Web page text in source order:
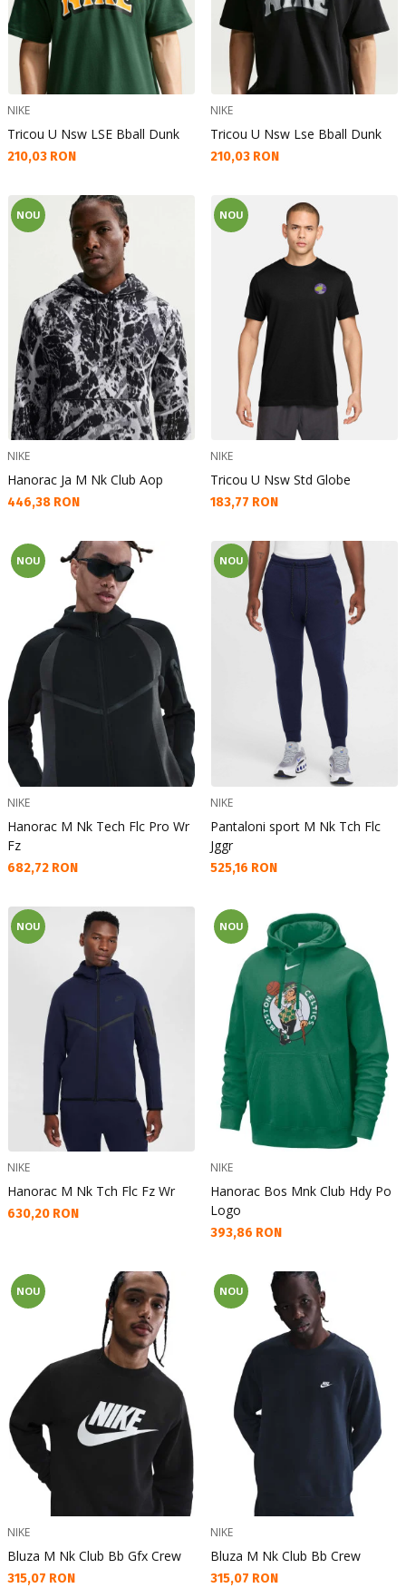
NIKE
Tricou U Nsw LSE Bball Dunk
Текуща цена:
210,03 RON
NIKE
Tricou U Nsw Lse Bball Dunk
Текуща цена:
210,03 RON
NOU
NIKE
Hanorac Ja M Nk Club Aop
Текуща цена:
446,38 RON
NOU
NIKE
Tricou U Nsw Std Globe
Текуща цена:
183,77 RON
NOU
NIKE
Hanorac M Nk Tech Flc Pro Wr
Fz
Текуща цена:
682,72 RON
NOU
NIKE
Pantaloni sport M Nk Tch Flc
Jggr
Текуща цена:
525,16 RON
NOU
NIKE
Hanorac M Nk Tch Flc Fz Wr
Текуща цена:
630,20 RON
NOU
NIKE
Hanorac Bos Mnk Club Hdy Po
Logo
Текуща цена:
393,86 RON
NOU
NIKE
Bluza M Nk Club Bb Gfx Crew
Текуща цена:
315,07 RON
NOU
NIKE
Bluza M Nk Club Bb Crew
Текуща цена:
315,07 RON